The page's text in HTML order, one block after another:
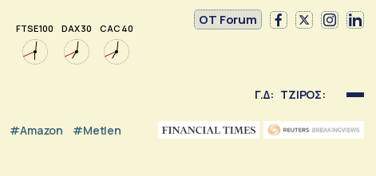
FTSE 100 DAX 30 CAC 40
OT Forum
Γ.Δ: ΤΖΙΡΟΣ:
#Amazon #Metlen